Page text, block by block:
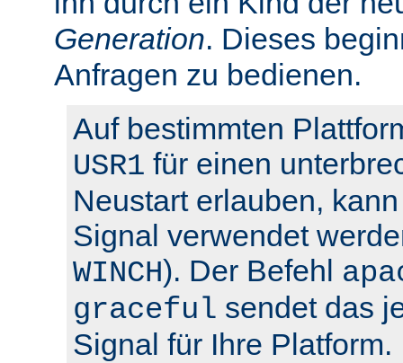
Generation. Dieses
Anfragen zu bedienen.
Auf bestimmten
USR1 für einen
Neustart erlauben,
Signal verwendet
WINCH). Der Befehl
graceful sendet das
Signal für Ihre Platform.